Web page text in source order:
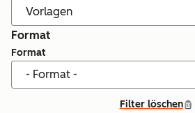
Format
Format
Filter löschen